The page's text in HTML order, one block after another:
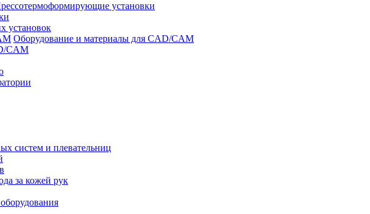
установки
установок
Оборудование и материалы для CAD/CAM
CAM
систем и плевательниц
за кожей рук